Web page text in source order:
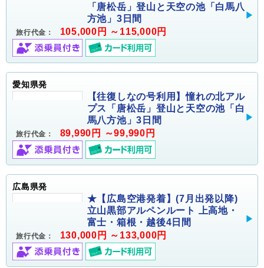
「唐松岳」登山と天空の池「白馬八
方池」3日間
旅行代金： 105,000円 ～115,000円
愛知県発
【往復しなの号利用】憧れの北アル
プス「唐松岳」登山と天空の池「白
馬八方池」3日間
旅行代金： 89,990円 ～99,990円
広島県発
★【広島空港発着】(7月出発以降)
立山黒部アルペンルート 上高地・
富士・箱根・越後4日間
旅行代金： 130,000円 ～133,000円